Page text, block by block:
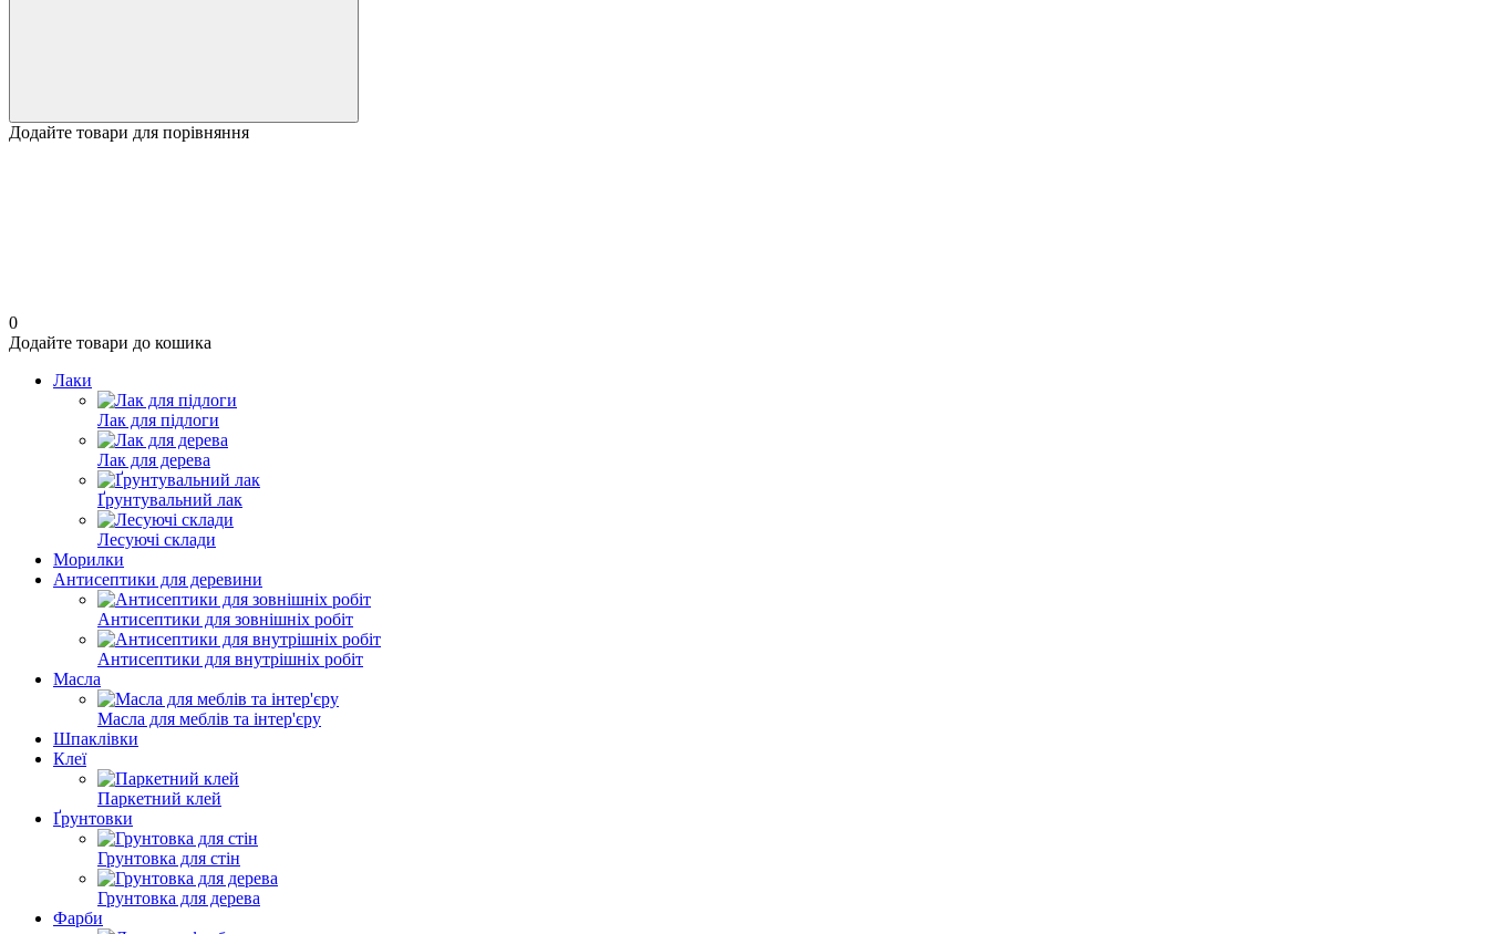
Додайте товари для порівняння
0
Додайте товари до кошика
Лаки
Лак для підлоги
Лак для дерева
Ґрунтувальний лак
Лесуючі склади
Морилки
Антисептики для деревини
Антисептики для зовнішніх робіт
Антисептики для внутрішніх робіт
Масла
Масла для меблів та інтер'єру
Шпаклівки
Клеї
Паркетний клей
Ґрунтовки
Грунтовка для стін
Грунтовка для дерева
Фарби